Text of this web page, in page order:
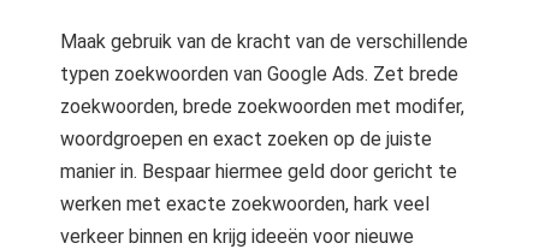
Maak gebruik van de kracht van de verschillende
typen zoekwoorden van Google Ads. Zet brede
zoekwoorden, brede zoekwoorden met modifer,
woordgroepen en exact zoeken op de juiste
manier in. Bespaar hiermee geld door gericht te
werken met exacte zoekwoorden, hark veel
verkeer binnen en krijg ideeën voor nieuwe
Hierdoor
website-